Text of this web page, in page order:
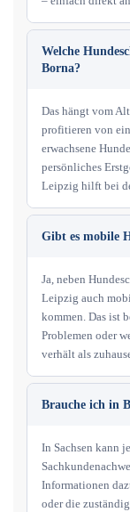
Welche
Borna?
Das hängt vom
profitieren von
erwachsene
persönliches
Leipzig hilft bei
Gibt es mobile
Ja, neben
Leipzig auch
kommen. Das ist
Problemen oder
verhält als
Brauche ich in
In Sachsen kann
Informationen
oder die